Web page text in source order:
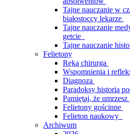
Tajne nauczanie w
białostoccy lekarze
Tajne nauczanie
getcie
Tajne nauczanie
Felietony
Ręką chirurga
Wspomnienia i
Diagnoza
Paradoksy historią
Pamiętaj, że umrzesz
Felietony gościnne
Felieton naukowy
Archiwum